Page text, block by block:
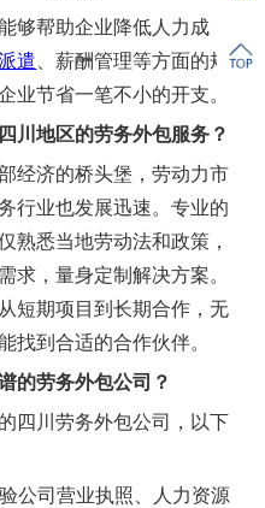
够帮助企业降低人力成
遣 、薪酬管理等方面的规
业节省一笔不小的开支。
川地区的劳务外包服务？
经济的桥头堡，劳动力市
行业也发展迅速。专业的
熟悉当地劳动法和政策，
求，量身定制解决方案。
短期项目到长期合作，无
找到合适的合作伙伴。
的劳务外包公司？
四川劳务外包公司，以下
公司营业执照、人力资源